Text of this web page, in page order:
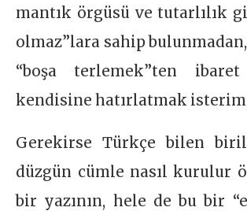
mantık örgüsü ve tutarlılık
olmaz”lara sahip
“boşa terlemek”ten ibaret
kendisine hatırlatmak
Gerekirse Türkçe bilen
düzgün cümle nasıl kurulur
bir yazının, hele de bu bir